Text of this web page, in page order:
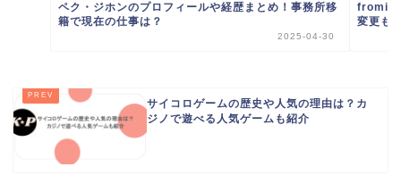
ペク・ジホンのプロフィールや経歴まとめ！事務所移
籍で現在の仕事は？
2025-04-30
変更も
サイコロゲームの歴史や人気の理由は？カ
ジノで遊べる人気ゲームも紹介